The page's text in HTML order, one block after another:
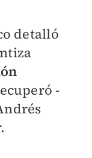
detalló
-